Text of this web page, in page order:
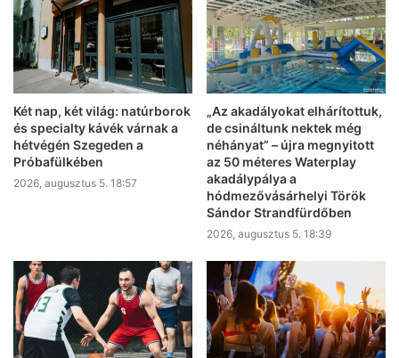
Két nap, két világ: natúrborok
és specialty kávék várnak a
hétvégén Szegeden a
Próbafülkében
2026, augusztus 5. 18:57
„Az akadályokat elhárítottuk,
de csináltunk nektek még
néhányat” – újra megnyitott
az 50 méteres Waterplay
akadálypálya a
hódmezővásárhelyi Török
Sándor Strandfürdőben
2026, augusztus 5. 18:39